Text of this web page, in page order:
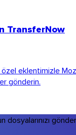
TransferNow
eklentimizle
gönderin.
dosyalarınızı